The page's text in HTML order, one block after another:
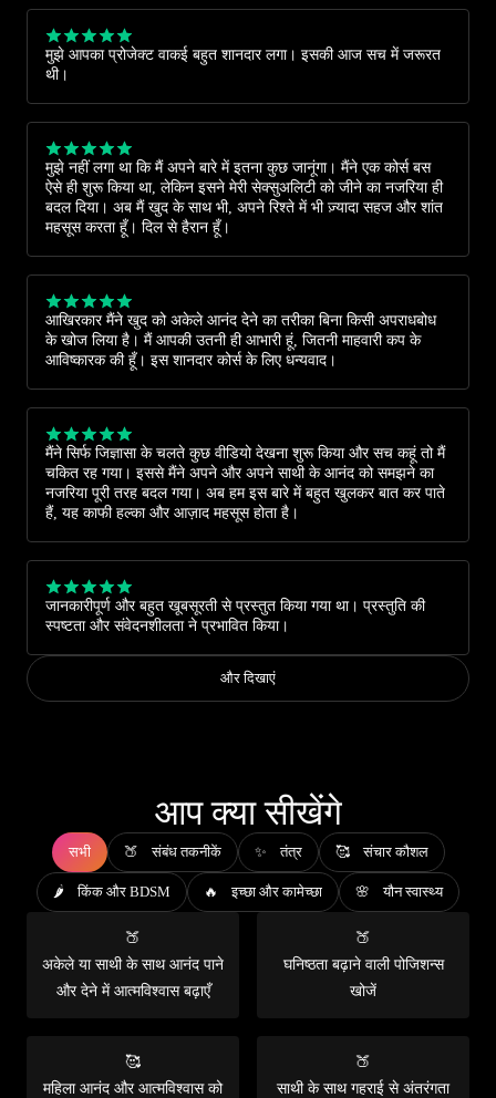
मुझे आपका प्रोजेक्ट वाकई बहुत शानदार लगा। इसकी आज सच में जरूरत
थी।
मुझे नहीं लगा था कि मैं अपने बारे में इतना कुछ जानूंगा। मैंने एक कोर्स बस
ऐसे ही शुरू किया था, लेकिन इसने मेरी सेक्सुअलिटी को जीने का नजरिया ही
बदल दिया। अब मैं खुद के साथ भी, अपने रिश्ते में भी ज़्यादा सहज और शांत
महसूस करता हूँ। दिल से हैरान हूँ।
आखिरकार मैंने खुद को अकेले आनंद देने का तरीका बिना किसी अपराधबोध
के खोज लिया है। मैं आपकी उतनी ही आभारी हूं, जितनी माहवारी कप के
आविष्कारक की हूँ। इस शानदार कोर्स के लिए धन्यवाद।
मैंने सिर्फ जिज्ञासा के चलते कुछ वीडियो देखना शुरू किया और सच कहूं तो मैं
चकित रह गया। इससे मैंने अपने और अपने साथी के आनंद को समझने का
नजरिया पूरी तरह बदल गया। अब हम इस बारे में बहुत खुलकर बात कर पाते
हैं, यह काफी हल्का और आज़ाद महसूस होता है।
जानकारीपूर्ण और बहुत खूबसूरती से प्रस्तुत किया गया था। प्रस्तुति की
स्पष्टता और संवेदनशीलता ने प्रभावित किया।
और दिखाएं
आप क्या सीखेंगे
सभी 🍑 संबंध तकनीकें ✨ तंत्र 🥰 संचार कौशल
🌶️ किंक और BDSM 🔥 इच्छा और कामेच्छा 🌸 यौन स्वास्थ्य
🍑
अकेले या साथी के साथ आनंद पाने
और देने में आत्मविश्वास बढ़ाएँ
🍑
घनिष्ठता बढ़ाने वाली पोजिशन्स
खोजें
🥰
महिला आनंद और आत्मविश्वास को
🍑
साथी के साथ गहराई से अंतरंगता